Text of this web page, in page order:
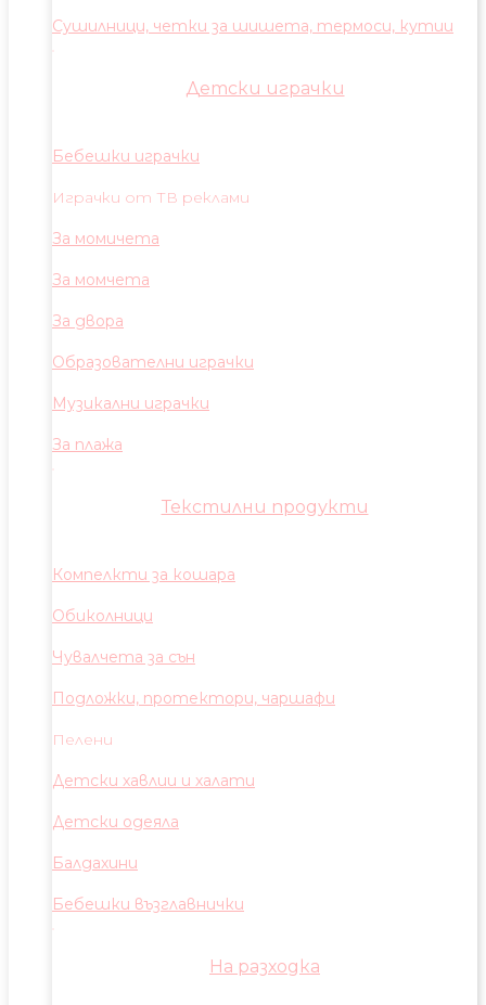
Сушилници, четки за шишета, термоси, кутии
Детски играчки
Бебешки играчки
Играчки от ТВ реклами
За момичета
За момчета
За двора
Образователни играчки
Музикални играчки
За плажа
Текстилни продукти
Компелкти за кошара
Обиколници
Чувалчета за сън
Подложки, протектори, чаршафи
Пелени
Детски хавлии и халати
Детски одеяла
Балдахини
Бебешки възглавнички
На разходка